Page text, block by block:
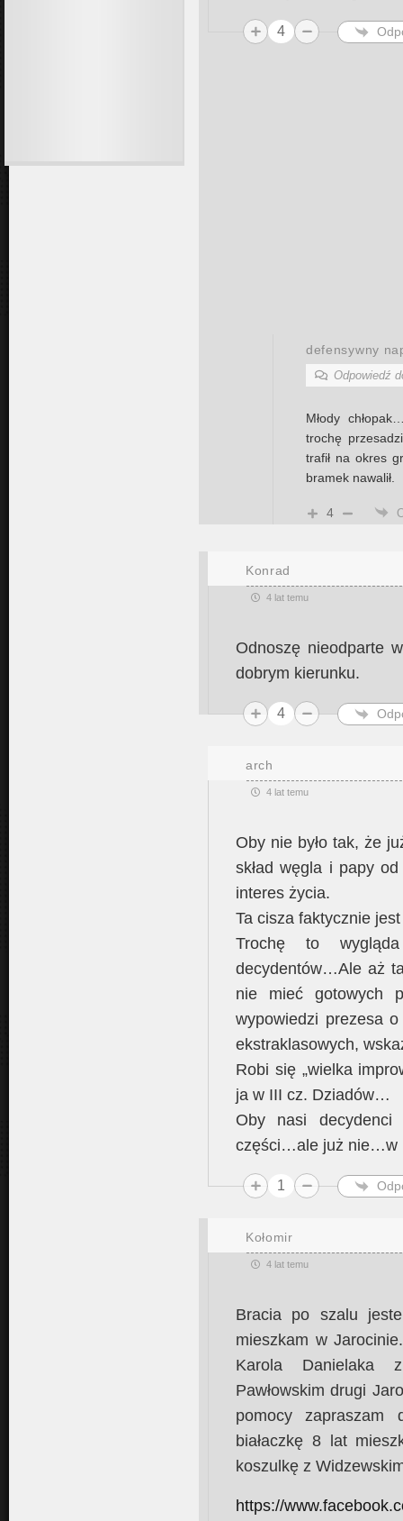
4
defensywny
Odpowiedź
Młody
trochę
trafił na okres
bramek nawalił.
4
Konrad
4 lat temu
Odnoszę nieodparte
dobrym kierunku.
4
arch
4 lat temu
Oby nie było tak, że
skład węgla i papy
interes życia.
Ta cisza faktycznie jest
Trochę to
decydentów…Ale aż
nie mieć gotowych
wypowiedzi prezesa
ekstraklasowych,
Robi się „wielka
ja w III cz. Dziadów…
Oby nasi decydenci
części…ale już nie…w
1
Kołomir
4 lat temu
Bracia po szalu
mieszkam w
Karola Danielaka
Pawłowskim drugi
pomocy
białaczkę 8 lat
koszulkę z
https://